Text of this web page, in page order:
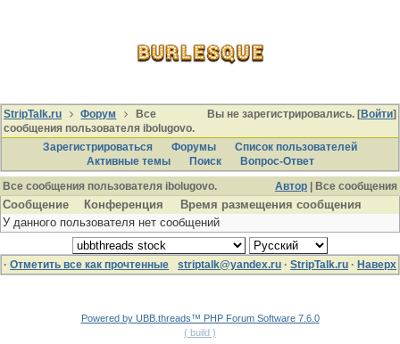
Вы не зарегистрировались. [Войти]
StripTalk.ru Форум
Все
сообщения пользователя ibolugovo.
Зарегистрироваться
Форумы
Список пользователей
Активные темы
Поиcк
Вопрос-Ответ
Автор | Все сообщения
Все сообщения пользователя ibolugovo.
Сообщение Конференция
Время размещения сообщения
У данного пользователя нет сообщений
· Отметить все как прочтенные striptalk@yandex.ru · StripTalk.ru · Наверх
Powered by UBB.threads™ PHP Forum Software 7.6.0
( build )